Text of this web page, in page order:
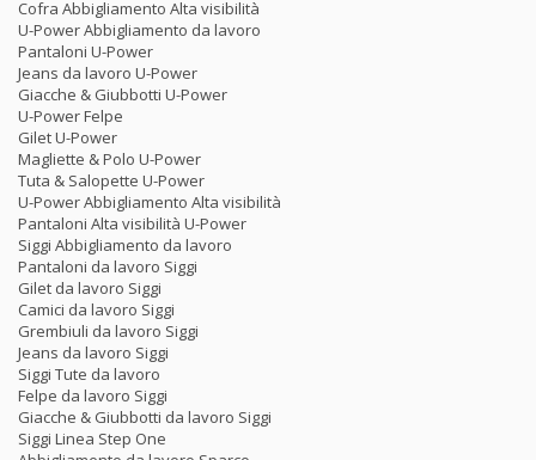
Cofra Abbigliamento Alta visibilità
U-Power Abbigliamento da lavoro
Pantaloni U-Power
Jeans da lavoro U-Power
Giacche & Giubbotti U-Power
U-Power Felpe
Gilet U-Power
Magliette & Polo U-Power
Tuta & Salopette U-Power
U-Power Abbigliamento Alta visibilità
Pantaloni Alta visibilità U-Power
Siggi Abbigliamento da lavoro
Pantaloni da lavoro Siggi
Gilet da lavoro Siggi
Camici da lavoro Siggi
Grembiuli da lavoro Siggi
Jeans da lavoro Siggi
Siggi Tute da lavoro
Felpe da lavoro Siggi
Giacche & Giubbotti da lavoro Siggi
Siggi Linea Step One